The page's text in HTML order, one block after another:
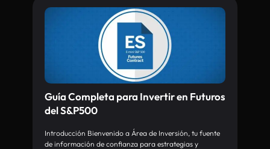
Guía Completa para Invertir en Futuros
del S&P500
Introducción Bienvenido a Área de Inversión, tu fuente
de información de confianza para estrategias y